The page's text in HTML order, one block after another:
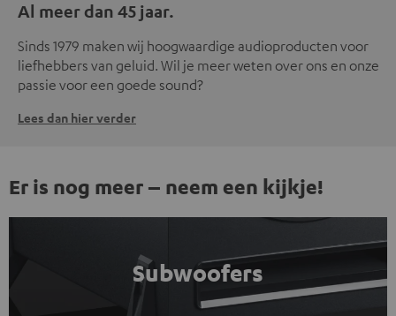
Al meer dan 45 jaar.
Sinds 1979 maken wij hoogwaardige audioproducten voor
liefhebbers van geluid. Wil je meer weten over ons en onze
passie voor een goede sound?
Lees dan hier verder
Er is nog meer – neem een kijkje!
Subwoofers